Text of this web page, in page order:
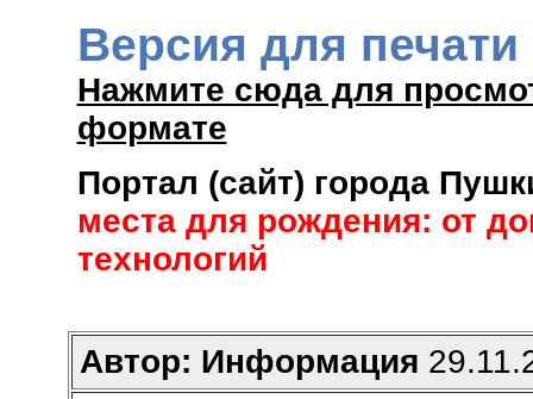
Версия для
Нажмите сюда для
формате
Портал (сайт) города
места для рождения: от
технологий
Автор: Информация